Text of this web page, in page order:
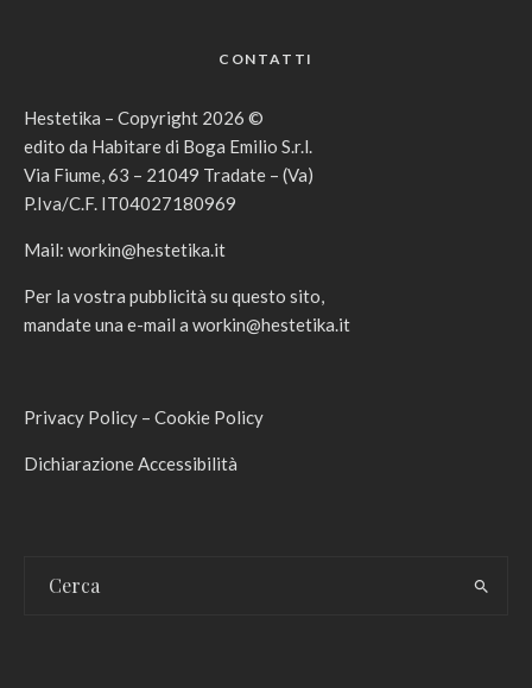
CONTATTI
Hestetika – Copyright 2026 ©
edito da Habitare di Boga Emilio S.r.l.
Via Fiume, 63 – 21049 Tradate – (Va)
P.Iva/C.F. IT04027180969
Mail: workin@hestetika.it
Per la vostra pubblicità su questo sito,
mandate una e-mail a workin@hestetika.it
Privacy Policy – Cookie Policy
Dichiarazione Accessibilità